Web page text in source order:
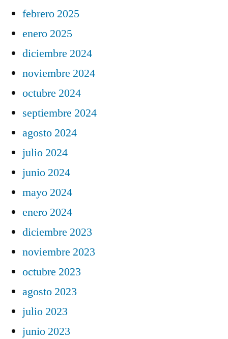
febrero 2025
enero 2025
diciembre 2024
noviembre 2024
octubre 2024
septiembre 2024
agosto 2024
julio 2024
junio 2024
mayo 2024
enero 2024
diciembre 2023
noviembre 2023
octubre 2023
agosto 2023
julio 2023
junio 2023